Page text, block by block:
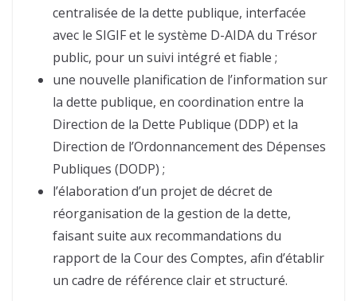
centralisée de la dette publique, interfacée
avec le SIGIF et le système D-AIDA du Trésor
public, pour un suivi intégré et fiable ;
une nouvelle planification de l’information sur
la dette publique, en coordination entre la
Direction de la Dette Publique (DDP) et la
Direction de l’Ordonnancement des Dépenses
Publiques (DODP) ;
l’élaboration d’un projet de décret de
réorganisation de la gestion de la dette,
faisant suite aux recommandations du
rapport de la Cour des Comptes, afin d’établir
un cadre de référence clair et structuré.